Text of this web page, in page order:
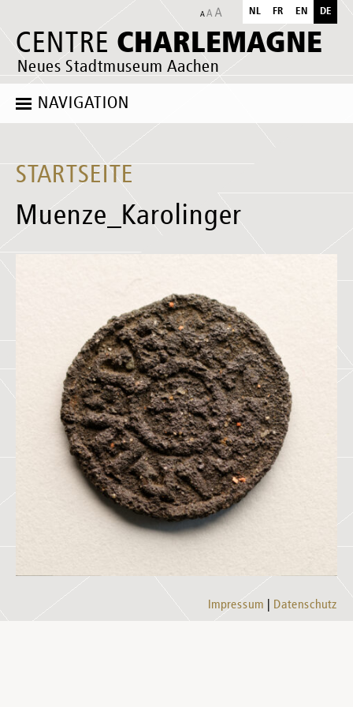
CENTRE CHARLEMAGNE
Neues Stadtmuseum Aachen
NL FR EN DE
NAVIGATION
STARTSEITE
Muenze_Karolinger
Impressum Datenschutz